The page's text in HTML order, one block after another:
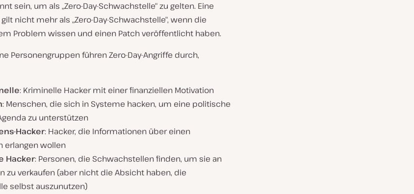
sein, um als „Zero-Day-Schwachstelle“ zu gelten. Eine
nicht mehr als „Zero-Day-Schwachstelle“, wenn die
Problem wissen und einen Patch veröffentlicht haben.
Personengruppen führen Zero-Day-Angriffe durch,
: Kriminelle Hacker mit einer finanziellen Motivation
: Menschen, die sich in Systeme hacken, um eine politische
zu unterstützen
Hacker: Hacker, die Informationen über einen
erlangen wollen
Hacker: Personen, die Schwachstellen finden, um sie an
zu verkaufen (aber nicht die Absicht haben, die
selbst auszunutzen)